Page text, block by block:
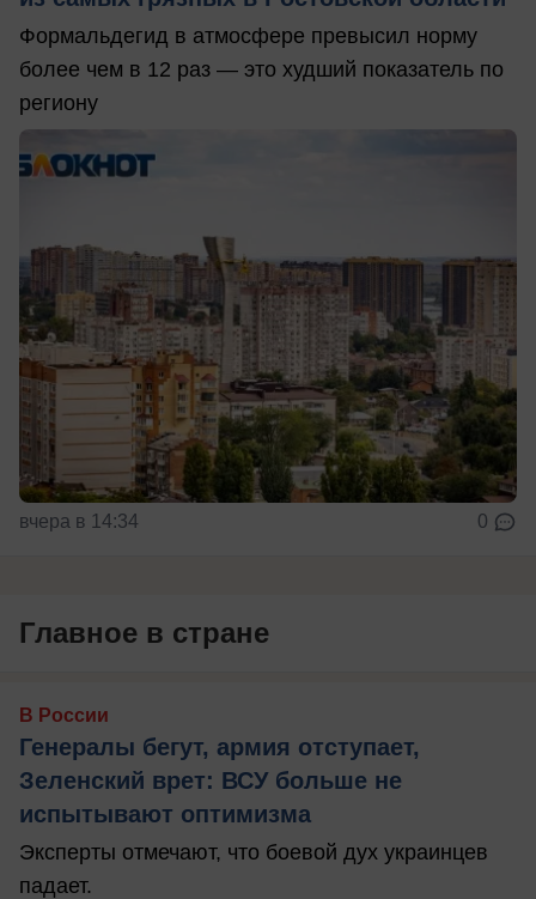
Формальдегид в атмосфере превысил норму
более чем в 12 раз — это худший показатель по
региону
вчера в 14:34 0
Главное в стране
В России
Генералы бегут, армия отступает,
Зеленский врет: ВСУ больше не
испытывают оптимизма
Эксперты отмечают, что боевой дух украинцев
падает.